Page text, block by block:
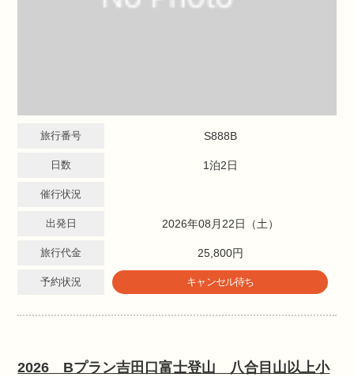
旅行番号 S888B
日数 1泊2日
催行状況
出発日 2026年08月22日（土）
旅行代金 25,800円
予約状況 キャンセル待ち
2026 Bプラン吉田口富士登山 八合目山以上小